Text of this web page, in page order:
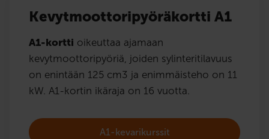
Kevytmoottoripyöräkortti A1
A1-kortti oikeuttaa ajamaan
kevytmoottoripyöriä, joiden sylinteritilavuus
on enintään 125 cm3 ja enimmäisteho on 11
kW. A1-kortin ikäraja on 16 vuotta.
A1-kevarikurssit